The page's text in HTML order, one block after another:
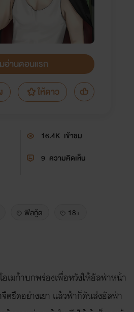
อ่านตอนแรก
ให้ดาว
16.4K เข้าชม
9 ความคิดเห็น
ฟีลกู้ด 18+
เมก้าบกพร่องเพื่อหวังให้อัลฟ่าหน้า
ดชืดอย่างเขา แล้วฟ้าก็ดันส่งอัลฟ่า